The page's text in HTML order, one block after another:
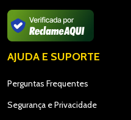
AJUDA E SUPORTE
Perguntas Frequentes
Segurança e Privacidade